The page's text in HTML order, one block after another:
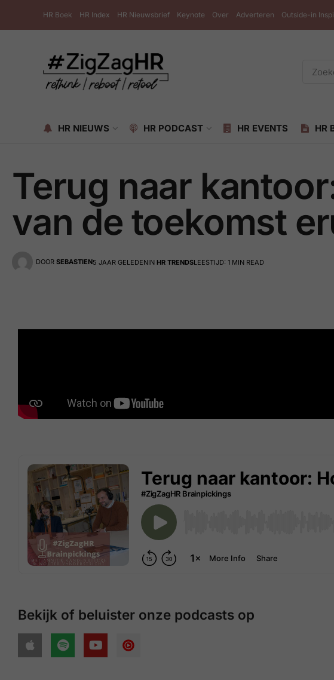
HR Boek HR Index HR Nieuwsbrief Keynote Over Adverteren Outside-in
HR NIEUWS HR PODCAST HR EVENTS HR
Terug naar
van de toekomst
DOOR SEBASTIEN5 JAAR GELEDENIN HR TRENDSLEESTIJD: 1 MIN READ
Bekijk of beluister onze podcasts op